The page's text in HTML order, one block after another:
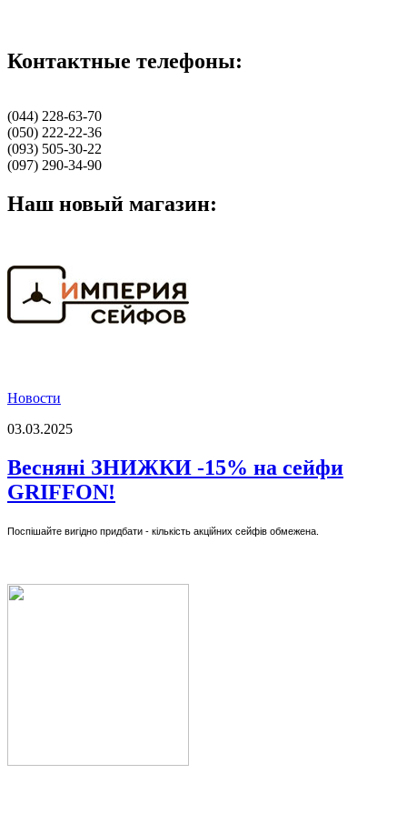
Контактные телефоны:
(044) 228-63-70
(050) 222-22-36
(093) 505-30-22
(097) 290-34-90
Наш новый магазин:
Новости
03.03.2025
Весняні ЗНИЖКИ -15% на сейфи
GRIFFON!
Поспішайте вигідно придбати - кількість акційних сейфів обмежена.